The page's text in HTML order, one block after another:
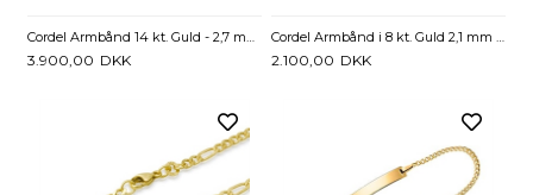
3.900,00 DKK 2.100,00 DKK